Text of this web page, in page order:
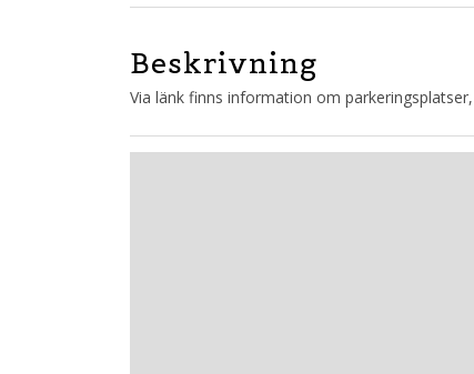
Beskrivning
Via länk finns information om